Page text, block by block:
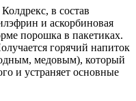
в состав
и аскорбиновая
порошка в пакетиках.
горячий напиток
медовым), который
и устраняет основные